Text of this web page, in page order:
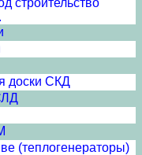
строительство
доски СКД
(теплогенераторы)